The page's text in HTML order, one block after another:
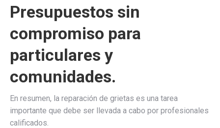
Presupuestos sin
compromiso para
particulares y
comunidades.
En resumen, la reparación de grietas es una tarea
importante que debe ser llevada a cabo por profesionales
calificados.